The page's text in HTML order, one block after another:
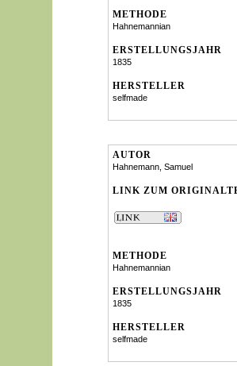
METHODE
Hahnemannian
ERSTELLUNGSJAHR
1835
HERSTELLER
selfmade
AUTOR
Hahnemann, Samuel
LINK ZUM
METHODE
Hahnemannian
ERSTELLUNGSJAHR
1835
HERSTELLER
selfmade